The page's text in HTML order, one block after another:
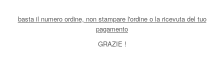
basta il numero ordine, non stampare l'ordine o la ricevuta del tuo
pagamento
GRAZIE !